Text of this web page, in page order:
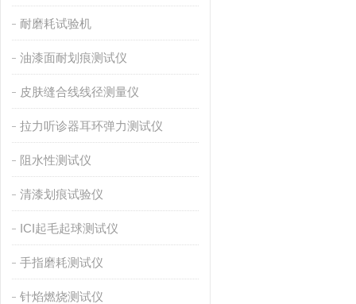
耐磨耗试验机
油漆面耐划痕测试仪
皮肤缝合线线径测量仪
拉力听诊器耳环弹力测试仪
阻水性测试仪
清漆划痕试验仪
ICI起毛起球测试仪
手指磨耗测试仪
针焰燃烧测试仪